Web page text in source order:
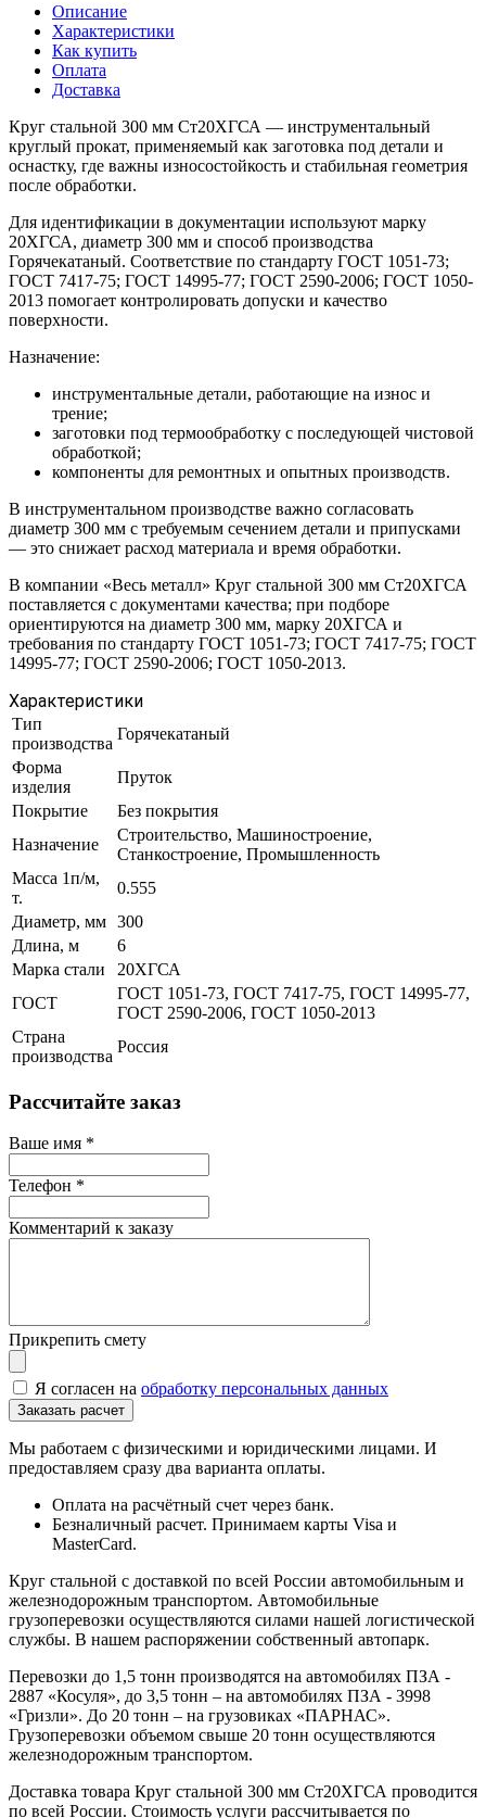
Описание
Характеристики
Как купить
Оплата
Доставка
Круг стальной 300 мм Ст20ХГСА — инструментальный
круглый прокат, применяемый как заготовка под детали и
оснастку, где важны износостойкость и стабильная геометрия
после обработки.
Для идентификации в документации используют марку
20ХГСА, диаметр 300 мм и способ производства
Горячекатаный. Соответствие по стандарту ГОСТ 1051-73;
ГОСТ 7417-75; ГОСТ 14995-77; ГОСТ 2590-2006; ГОСТ 1050-
2013 помогает контролировать допуски и качество
поверхности.
Назначение:
инструментальные детали, работающие на износ и
трение;
заготовки под термообработку с последующей чистовой
обработкой;
компоненты для ремонтных и опытных производств.
В инструментальном производстве важно согласовать
диаметр 300 мм с требуемым сечением детали и припусками
— это снижает расход материала и время обработки.
В компании «Весь металл» Круг стальной 300 мм Ст20ХГСА
поставляется с документами качества; при подборе
ориентируются на диаметр 300 мм, марку 20ХГСА и
требования по стандарту ГОСТ 1051-73; ГОСТ 7417-75; ГОСТ
14995-77; ГОСТ 2590-2006; ГОСТ 1050-2013.
Характеристики
Тип
производства
Горячекатаный
Форма
изделия
Пруток
Покрытие
Без покрытия
Назначение
Строительство, Машиностроение,
Станкостроение, Промышленность
Масса 1п/м,
т.
0.555
Диаметр, мм 300
Длина, м
6
Марка стали
20ХГСА
ГОСТ
ГОСТ 1051-73, ГОСТ 7417-75, ГОСТ 14995-77,
ГОСТ 2590-2006, ГОСТ 1050-2013
Страна
производства
Россия
Рассчитайте заказ
Ваше имя *
Телефон *
Комментарий к заказу
Прикрепить смету
Я согласен на обработку персональных данных
Мы работаем с физическими и юридическими лицами. И
предоставляем сразу два варианта оплаты.
Оплата на расчётный счет через банк.
Безналичный расчет. Принимаем карты Visa и
MasterCard.
Круг стальной с доставкой по всей России автомобильным и
железнодорожным транспортом. Автомобильные
грузоперевозки осуществляются силами нашей логистической
службы. В нашем распоряжении собственный автопарк.
Перевозки до 1,5 тонн производятся на автомобилях ПЗА -
2887 «Косуля», до 3,5 тонн – на автомобилях ПЗА - 3998
«Гризли». До 20 тонн – на грузовиках «ПАРНАС».
Грузоперевозки объемом свыше 20 тонн осуществляются
железнодорожным транспортом.
Доставка товара Круг стальной 300 мм Ст20ХГСА проводится
по всей России. Стоимость услуги рассчитывается по